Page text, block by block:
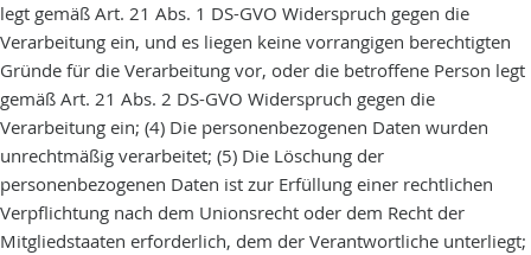
legt gemäß Art. 21 Abs. 1 DS-GVO Widerspruch gegen die
Verarbeitung ein, und es liegen keine vorrangigen berechtigten
Gründe für die Verarbeitung vor, oder die betroffene Person legt
gemäß Art. 21 Abs. 2 DS-GVO Widerspruch gegen die
Verarbeitung ein; (4) Die personenbezogenen Daten wurden
unrechtmäßig verarbeitet; (5) Die Löschung der
personenbezogenen Daten ist zur Erfüllung einer rechtlichen
Verpflichtung nach dem Unionsrecht oder dem Recht der
Mitgliedstaaten erforderlich, dem der Verantwortliche unterliegt;